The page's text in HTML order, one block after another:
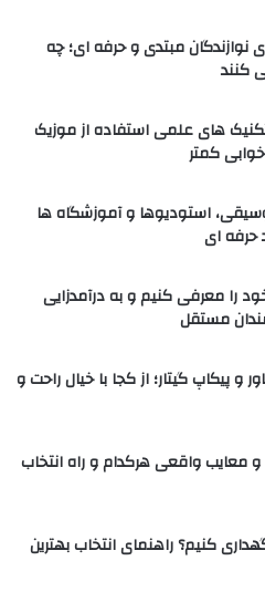
مبتدی و حرفه ای؛ چه
کنند
های علمی استفاده از موزیک
کمتر
استودیوها و آموزشگاه ها
حرفه ای
را معرفی کنیم و به درآمدزایی
مستقل
و پیکاپ گیتار؛ از کجا با خیال راحت و
و معایب واقعی هرکدام و راه انتخاب
کنیم؟ راهنمای انتخاب بهترین